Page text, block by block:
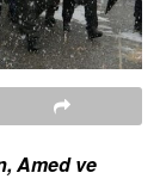
Amed ve